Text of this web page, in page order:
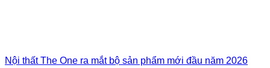
Nội thất The One ra mắt bộ sản phẩm mới đầu năm 2026